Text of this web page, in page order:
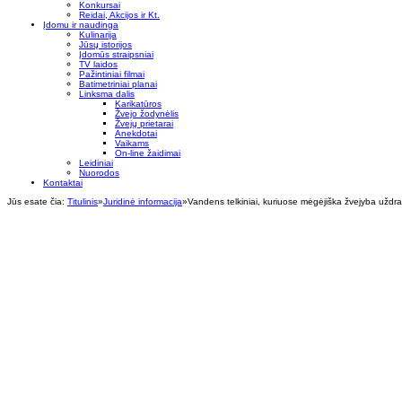
Konkursai
Reidai, Akcijos ir Kt.
Įdomu ir naudinga
Kulinarija
Jūsų istorijos
Įdomūs straipsniai
TV laidos
Pažintiniai filmai
Batimetriniai planai
Linksma dalis
Karikatūros
Žvejo žodynėlis
Žvejų prietarai
Anekdotai
Vaikams
On-line žaidimai
Leidiniai
Nuorodos
Kontaktai
Jūs esate čia: Titulinis»Juridinė informacija»Vandens telkiniai, kuriuose mėgėjiška žvejyba